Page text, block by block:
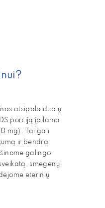
atsipalaiduotų
porciją įpilama
mg). Tai gali
ir bendrą
galingo
smegenų
eterinių